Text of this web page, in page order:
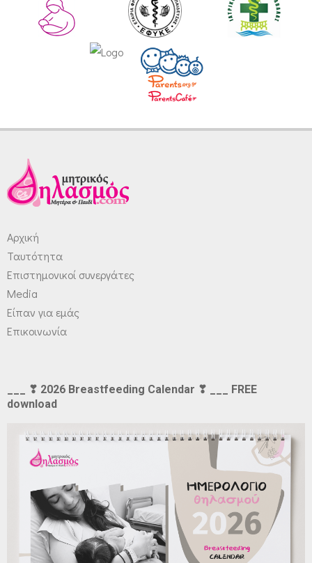
Αρχική
Ταυτότητα
Επιστημονικοί συνεργάτες
Media
Είπαν για εμάς
Επικοινωνία
___ ❣ 2026 Breastfeeding Calendar ❣ ___ FREE
download